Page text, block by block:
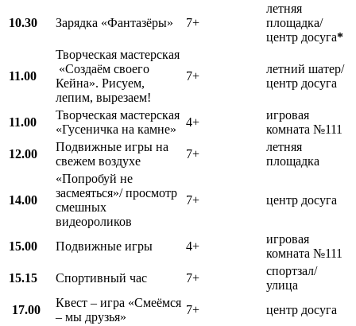
10.30 Зарядка «Фантазёры» 7+
летняя
площадка/
центр досуга*
11.00
Творческая мастерская
«Создаём своего
Кейна». Рисуем,
лепим, вырезаем!
7+
летний шатер/
центр досуга
11.00
Творческая мастерская
«Гусеничка на камне»
4+
игровая
комната №111
12.00
Подвижные игры на
свежем воздухе
7+
летняя
площадка
14.00
«Попробуй не
засмеяться»/ просмотр
смешных
видеороликов
7+ центр досуга
15.00 Подвижные игры 4+
игровая
комната №111
15.15
Спортивный час 7+
спортзал/
улица
17.00
Квест – игра «Смеёмся
– мы друзья»
7+ центр досуга